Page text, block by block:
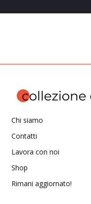
Chi siamo
Contatti
Lavora con noi
Shop
Rimani aggiornato!